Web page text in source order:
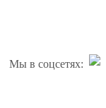
Мы в соцсетях: